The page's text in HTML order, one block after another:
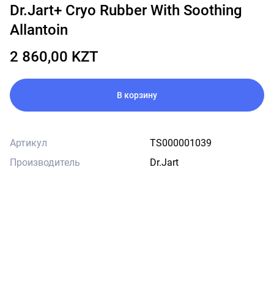
Dr.Jart+ Cryo Rubber With Soothing
Allantoin
2 860,00 KZT
В корзину
Артикул
TS000001039
Производитель
Dr.Jart